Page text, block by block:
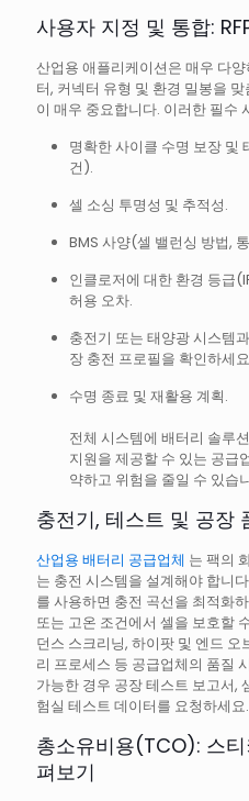
사용자 지정 및 통합:
산업용 애플리케이션은 매우 다
터, 커넥터 유형 및 환경 밀봉을
이 매우 중요합니다. 이러한 필수
명확한 사이클 수명 보장 및
건).
셀 소싱 투명성 및 추적성.
BMS 사양(셀 밸런싱 방법,
인클로저에 대한 환경 등급
허용 오차.
충전기 또는 태양광 시스템
장 충전 프로필을 확인하세
수명 종료 및 재활용 계획.
전체 시스템에 배터리 솔루
지원을 제공할 수 있는 공급
약하고 위험을 줄일 수 있습
충전기, 테스트 및 공장
산업용 배터리 공급업체 는 팩의
는 충전 시스템을 설계해야 합니
를 사용하면 충전 곡선을 최적화
또는 고온 조건에서 셀을 보호할
던스 스크리닝, 하이팟 및 엔드
리 프로세스 등 공급업체의 품질
가능한 경우 공장 테스트 보고서,
험실 테스트 데이터를 요청하세요.
총소유비용(TCO): 스
펴보기